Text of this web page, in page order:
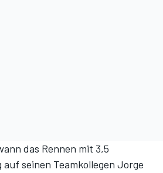
das Rennen mit 3,5
seinen Teamkollegen Jorge